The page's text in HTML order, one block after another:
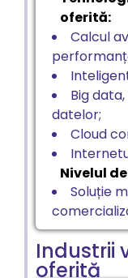
oferită:
Calcul
Big
datelor;
Cloud
Nivelul
Soluție
Industrii
oferită